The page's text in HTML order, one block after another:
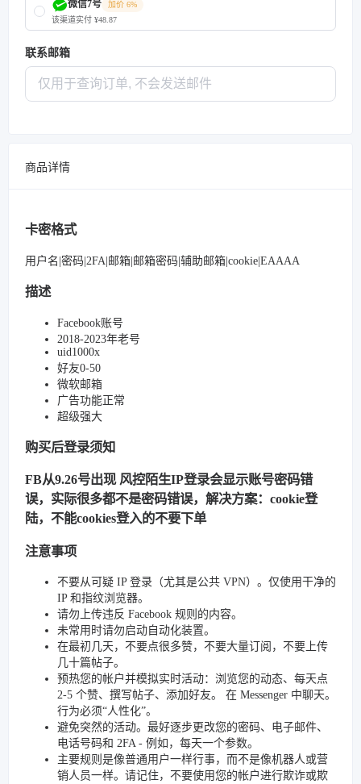
微信7号
加价 6%
该渠道实付 ¥48.87
联系邮箱
商品详情
卡密格式
用户名|密码|2FA|邮箱|邮箱密码|辅助邮箱|cookie|EAAAA
描述
Facebook账号
2018-2023年老号
uid1000x
好友0-50
微软邮箱
广告功能正常
超级强大
购买后登录须知
FB从9.26号出现 风控陌生IP登录会显示账号密码错
误，实际很多都不是密码错误，解决方案：cookie登
陆，不能cookies登入的不要下单
注意事项
不要从可疑 IP 登录（尤其是公共 VPN）。仅使用干净的
IP 和指纹浏览器。
请勿上传违反 Facebook 规则的内容。
未常用时请勿启动自动化装置。
在最初几天，不要点很多赞，不要大量订阅，不要上传
几十篇帖子。
预热您的帐户并模拟实时活动：浏览您的动态、每天点
2-5 个赞、撰写帖子、添加好友。 在 Messenger 中聊天。
行为必须“人性化”。
避免突然的活动。最好逐步更改您的密码、电子邮件、
电话号码和 2FA - 例如，每天一个参数。
主要规则是像普通用户一样行事，而不是像机器人或营
销人员一样。请记住，不要使用您的帐户进行欺诈或欺